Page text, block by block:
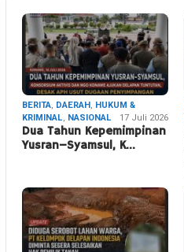
BERITA, DAERAH, HUKUM &
KRIMINAL, NASIONAL 17 Juli 2026
Dua Tahun Kepemimpinan
Yusran–Syamsul, K…